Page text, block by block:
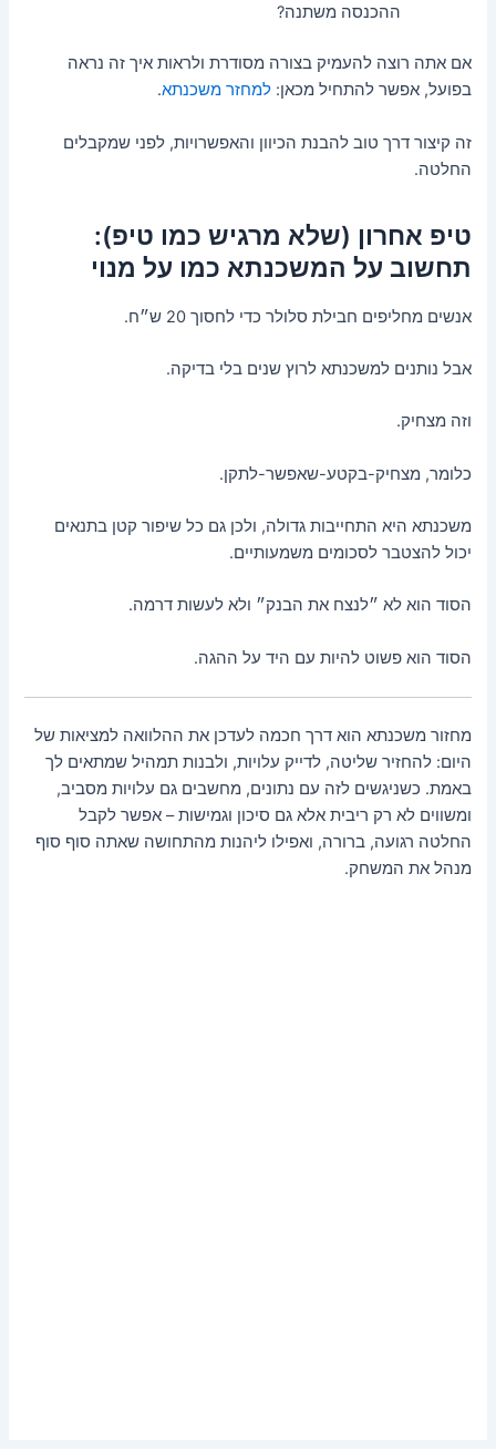
ההכנסה משתנה?
אם אתה רוצה להעמיק בצורה מסודרת ולראות איך זה נראה
בפועל, אפשר להתחיל מכאן:למחזר משכנתא.
זה קיצור דרך טוב להבנת הכיוון והאפשרויות, לפני שמקבלים
החלטה.
טיפ אחרון (שלא מרגיש כמו טיפ):
תחשוב על המשכנתא כמו על מנוי
אנשים מחליפים חבילת סלולר כדי לחסוך 20 ש״ח.
אבל נותנים למשכנתא לרוץ שנים בלי בדיקה.
וזה מצחיק.
כלומר, מצחיק-בקטע-שאפשר-לתקן.
משכנתא היא התחייבות גדולה, ולכן גם כל שיפור קטן בתנאים
יכול להצטבר לסכומים משמעותיים.
הסוד הוא לא ״לנצח את הבנק״ ולא לעשות דרמה.
הסוד הוא פשוט להיות עם היד על ההגה.
מחזור משכנתא הוא דרך חכמה לעדכן את ההלוואה למציאות של
היום: להחזיר שליטה, לדייק עלויות, ולבנות תמהיל שמתאים לך
באמת. כשניגשים לזה עם נתונים, מחשבים גם עלויות מסביב,
ומשווים לא רק ריבית אלא גם סיכון וגמישות – אפשר לקבל
החלטה רגועה, ברורה, ואפילו ליהנות מהתחושה שאתה סוף סוף
מנהל את המשחק.